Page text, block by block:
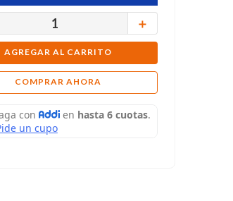
＋
AGREGAR AL CARRITO
COMPRAR AHORA